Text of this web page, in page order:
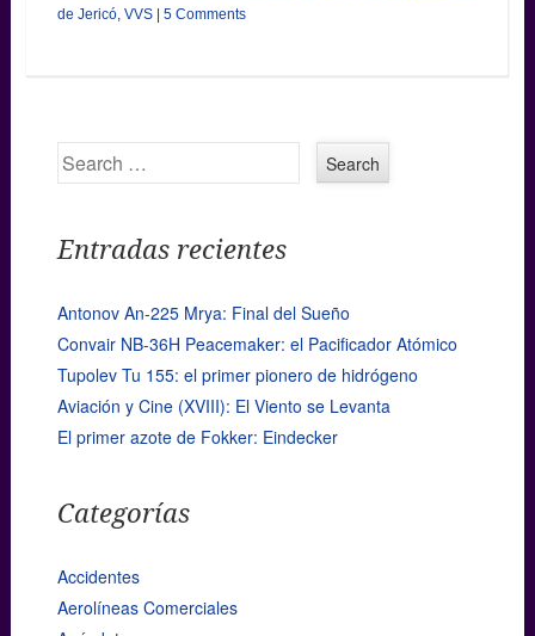
de Jericó, VVS 5 Comments
Search
Entradas recientes
Antonov An-225 Mrya: Final del Sueño
Convair NB-36H Peacemaker: el Pacificador Atómico
Tupolev Tu 155: el primer pionero de hidrógeno
Aviación y Cine (XVIII): El Viento se Levanta
El primer azote de Fokker: Eindecker
Categorías
Accidentes
Aerolíneas Comerciales